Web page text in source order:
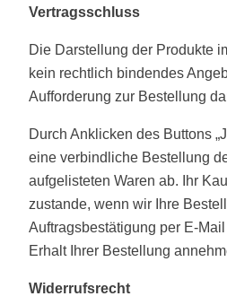
Vertragsschluss
Die Darstellung der Produkte
kein rechtlich bindendes
Aufforderung zur Bestellung
Durch Anklicken des Buttons
eine verbindliche Bestellung
aufgelisteten Waren ab. Ihr
zustande, wenn wir Ihre
Auftragsbestätigung per E-
Erhalt Ihrer Bestellung
Widerrufsrecht